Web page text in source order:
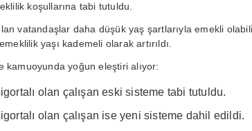
koşullarına tabi tutuldu.
vatandaşlar daha düşük yaş şartlarıyla emekli
yaşı kademeli olarak artırıldı.
kamuoyunda yoğun eleştiri alıyor:
olan çalışan eski sisteme tabi tutuldu.
olan çalışan ise yeni sisteme dahil edildi.